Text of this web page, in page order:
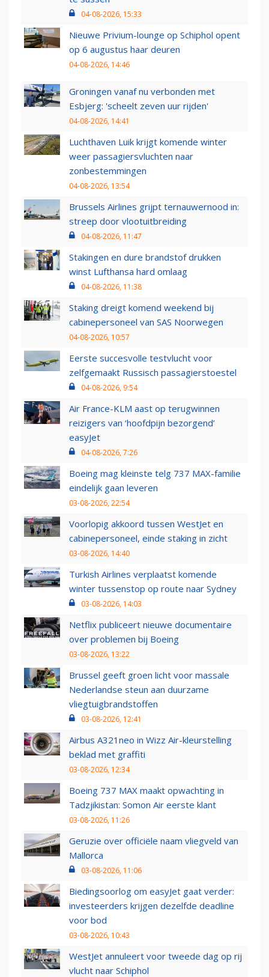
04-08-2026, 15:33
Nieuwe Privium-lounge op Schiphol opent
op 6 augustus haar deuren
04-08-2026, 14:46
Groningen vanaf nu verbonden met
Esbjerg: 'scheelt zeven uur rijden'
04-08-2026, 14:41
Luchthaven Luik krijgt komende winter
weer passagiersvluchten naar
zonbestemmingen
04-08-2026, 13:54
Brussels Airlines grijpt ternauwernood in:
streep door vlootuitbreiding
04-08-2026, 11:47
Stakingen en dure brandstof drukken
winst Lufthansa hard omlaag
04-08-2026, 11:38
Staking dreigt komend weekend bij
cabinepersoneel van SAS Noorwegen
04-08-2026, 10:57
Eerste succesvolle testvlucht voor
zelfgemaakt Russisch passagierstoestel
04-08-2026, 9:54
Air France-KLM aast op terugwinnen
reizigers van ‘hoofdpijn bezorgend’
easyJet
04-08-2026, 7:26
Boeing mag kleinste telg 737 MAX-familie
eindelijk gaan leveren
03-08-2026, 22:54
Voorlopig akkoord tussen WestJet en
cabinepersoneel, einde staking in zicht
03-08-2026, 14:40
Turkish Airlines verplaatst komende
winter tussenstop op route naar Sydney
03-08-2026, 14:03
Netflix publiceert nieuwe documentaire
over problemen bij Boeing
03-08-2026, 13:22
Brussel geeft groen licht voor massale
Nederlandse steun aan duurzame
vliegtuigbrandstoffen
03-08-2026, 12:41
Airbus A321neo in Wizz Air-kleurstelling
beklad met graffiti
03-08-2026, 12:34
Boeing 737 MAX maakt opwachting in
Tadzjikistan: Somon Air eerste klant
03-08-2026, 11:26
Geruzie over officiële naam vliegveld van
Mallorca
03-08-2026, 11:06
Biedingsoorlog om easyJet gaat verder:
investeerders krijgen dezelfde deadline
voor bod
03-08-2026, 10:43
WestJet annuleert voor tweede dag op rij
vlucht naar Schiphol